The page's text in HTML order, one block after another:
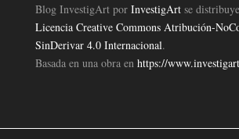
Blog InvestigArtpor InvestigArtse
Licencia Creative Commons Atribución-
SinDerivar 4.0 Internacional.
Basada en una obra en https://